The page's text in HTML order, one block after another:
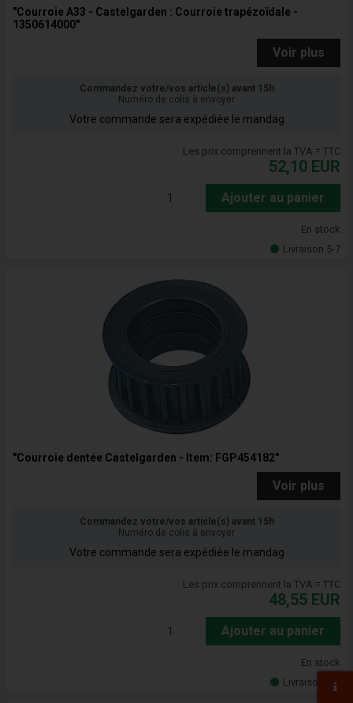
"Courroie A33 - Castelgarden : Courroie trapézoïdale -
1350614000"
Voir plus
Commandez votre/vos article(s) avant 15h
Numéro de colis à envoyer
Votre commande sera expédiée le mandag
Les prix comprennent la TVA = TTC
52,10 EUR
Ajouter au panier
En stock
Livraison 5-7
"Courroie dentée Castelgarden - Item: FGP454182"
Voir plus
Commandez votre/vos article(s) avant 15h
Numéro de colis à envoyer
Votre commande sera expédiée le mandag
Les prix comprennent la TVA = TTC
48,55 EUR
Ajouter au panier
En stock
Livraison 5-7